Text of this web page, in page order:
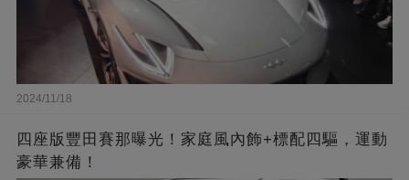
2024/11/18
四座版豐田賽那曝光！家庭風內飾+標配四驅，運動
豪華兼備！